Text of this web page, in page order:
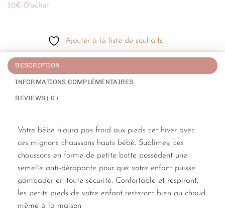
30€ D'achat
Ajouter à la liste de souhaits
DESCRIPTION
INFORMATIONS COMPLÉMENTAIRES
REVIEWS ( 0 )
Votre bébé n’aura pas froid aux pieds cet hiver avec
ces mignons chaussons hauts bébé. Sublimes, ces
chaussons en forme de petite botte possèdent une
semelle anti-dérapante pour que votre enfant puisse
gambader en toute sécurité. Confortable et respirant,
les petits pieds de votre enfant resteront bien au chaud
même à la maison.